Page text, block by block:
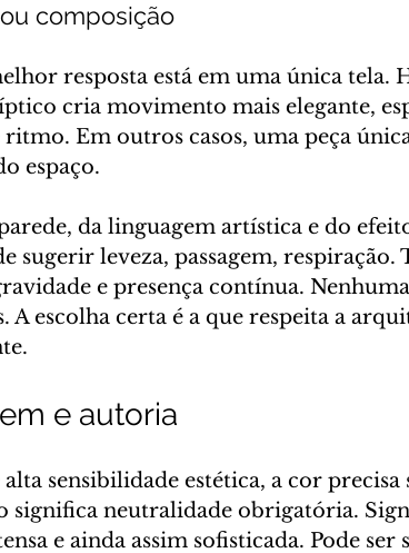
composição
resposta está em uma única tela.
cria movimento mais elegante,
Em outros casos, uma peça
espaço.
da linguagem artística e do
sugerir leveza, passagem, respiração.
e presença contínua.
A escolha certa é a que respeita a
e autoria
sensibilidade estética, a cor precisa
significa neutralidade obrigatória.
e ainda assim sofisticada. Pode ser